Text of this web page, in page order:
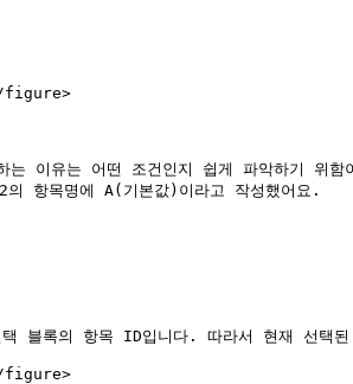
figure>
이유는 어떤 조건인지 쉽게 파악하기 위함
항목명에 A(기본값)이라고 작성했어요.
의 항목 ID입니다. 따라서 현재 선택된
figure>